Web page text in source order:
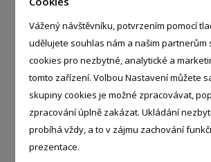
Vážený návštěvníku, potvrzením pomocí
udělujete souhlas nám a našim partnerům
cookies pro nezbytné, analytické a
tomto zařízení. Volbou Nastavení můžete
skupiny cookies je možné zpracovávat,
zpracování úplně zakázat. Ukládání
probíhá vždy, a to v zájmu zachování
prezentace.
LONZA BIOTEC s.r.o.
Okružní 134, Kouřim -
28161
CHEMAP AGRO s.r.o.